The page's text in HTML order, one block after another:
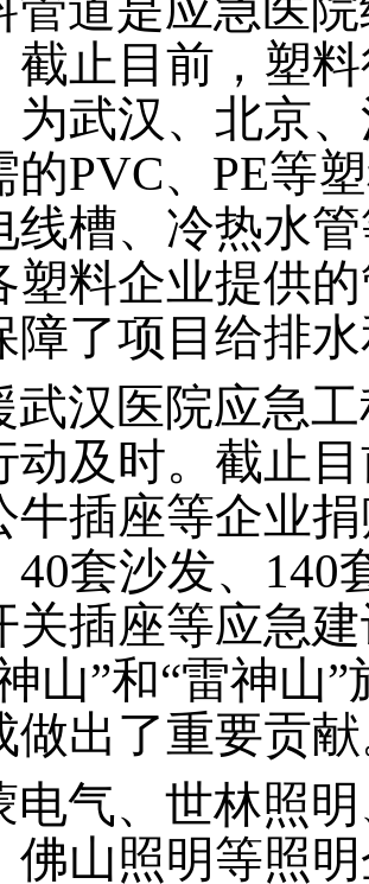
截止目前，塑
为武汉、北京
的PVC、PE等
线槽、冷热水
塑料企业提供
障了项目给排
武汉医院应急
动及时。截止
牛插座等企业
40套沙发、140
关插座等应急
山”和“雷神山
做出了重要贡
电气、世林照
佛山照明等照